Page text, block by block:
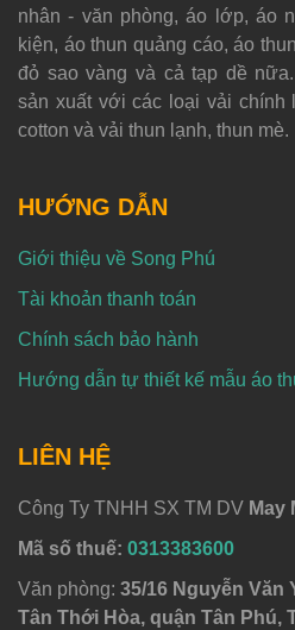
nhân - văn phòng, áo lớp, áo
kiện, áo thun quảng cáo, áo
đỏ sao vàng và cả tạp dề
sản xuất với các loại vải chính
cotton và vải thun lạnh, thun mè.
HƯỚNG DẪN
Giới thiệu về Song Phú
Tài khoản thanh toán
Chính sách bảo hành
Hướng dẫn tự thiết kế mẫu áo
LIÊN HỆ
Công Ty TNHH SX TM DV May
Mã số thuế: 0313383600
Văn phòng: 35/16 Nguyễn Văn
Tân Thới Hòa, quận Tân Phú,